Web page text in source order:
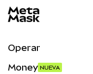
Operar
Money NUEVA